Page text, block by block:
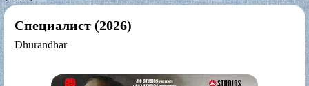
Специалист (2026)
Dhurandhar